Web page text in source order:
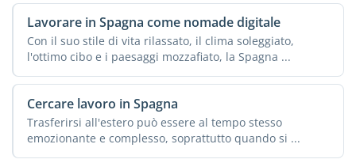
Lavorare in Spagna come nomade digitale
Con il suo stile di vita rilassato, il clima soleggiato,
l'ottimo cibo e i paesaggi mozzafiato, la Spagna ...
Cercare lavoro in Spagna
Trasferirsi all'estero può essere al tempo stesso
emozionante e complesso, soprattutto quando si ...